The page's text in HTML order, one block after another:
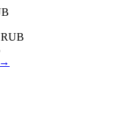
RUB
→